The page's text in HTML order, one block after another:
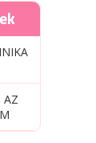
AZ